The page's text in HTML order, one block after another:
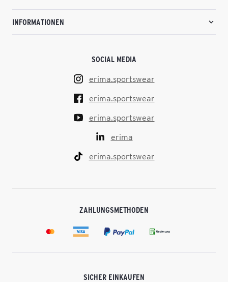
INFORMATIONEN
SOCIAL MEDIA
erima.sportswear
erima.sportswear
erima.sportswear
erima
erima.sportswear
ZAHLUNGSMETHODEN
SICHER EINKAUFEN